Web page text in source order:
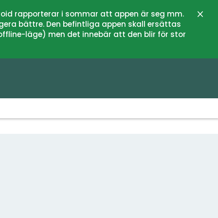
rapporterar i sommar att appen är seg mm.
bättre. Den befintliga appen skall ersättas
läge) men det innebär att den blir för stor